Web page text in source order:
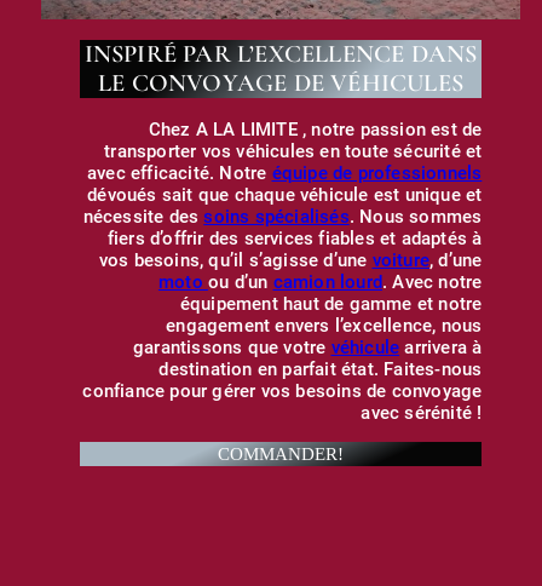
INSPIRÉ PAR L’EXCELLENCE DANS
LE CONVOYAGE DE VÉHICULES
Chez A LA LIMITE , notre passion est de
transporter vos véhicules en toute sécurité et
avec efficacité. Notre équipe de professionnels
dévoués sait que chaque véhicule est unique et
nécessite dessoins spécialisés. Nous sommes
fiers d’offrir des services fiables et adaptés à
vos besoins, qu’il s’agisse d’une voiture, d’une
moto ou d’un camion lourd. Avec notre
équipement haut de gamme et notre
engagement envers l’excellence, nous
garantissons que votre véhicule arrivera à
destination en parfait état. Faites-nous
confiance pour gérer vos besoins de convoyage
avec sérénité !
COMMANDER!